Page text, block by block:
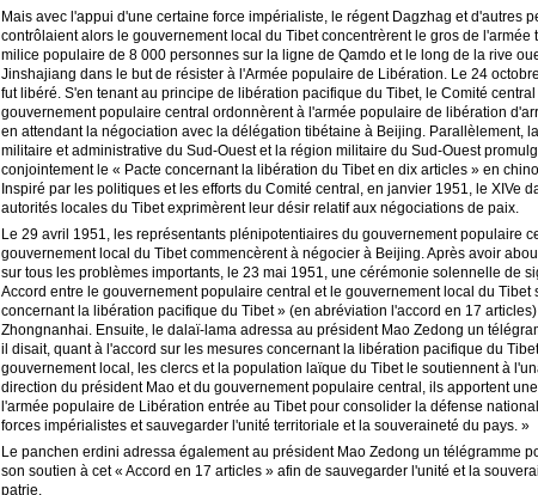
Mais avec l'appui d'une certaine force impérialiste, le régent Dagzhag et d'autres
contrôlaient alors le gouvernement local du Tibet concentrèrent le gros de l'armée
milice populaire de 8 000 personnes sur la ligne de Qamdo et le long de la rive
Jinshajiang dans le but de résister à l'Armée populaire de Libération. Le 24
fut libéré. S'en tenant au principe de libération pacifique du Tibet, le Comité
gouvernement populaire central ordonnèrent à l'armée populaire de libération
en attendant la négociation avec la délégation tibétaine à Beijing. Parallèlement,
militaire et administrative du Sud-Ouest et la région militaire du Sud-Ouest
conjointement le « Pacte concernant la libération du Tibet en dix articles » en
Inspiré par les politiques et les efforts du Comité central, en janvier 1951, le XIVe
autorités locales du Tibet exprimèrent leur désir relatif aux négociations de paix.
Le 29 avril 1951, les représentants plénipotentiaires du gouvernement populaire
gouvernement local du Tibet commencèrent à négocier à Beijing. Après avoir
sur tous les problèmes importants, le 23 mai 1951, une cérémonie solennelle de
Accord entre le gouvernement populaire central et le gouvernement local du Tibet
concernant la libération pacifique du Tibet » (en abréviation l'accord en 17
Zhongnanhai. Ensuite, le dalaï-lama adressa au président Mao Zedong un
il disait, quant à l'accord sur les mesures concernant la libération pacifique du
gouvernement local, les clercs et la population laïque du Tibet le soutiennent à
direction du président Mao et du gouvernement populaire central, ils apportent
l'armée populaire de Libération entrée au Tibet pour consolider la défense
forces impérialistes et sauvegarder l'unité territoriale et la souveraineté du pays. »
Le panchen erdini adressa également au président Mao Zedong un télégramme
son soutien à cet « Accord en 17 articles » afin de sauvegarder l'unité et la
patrie.